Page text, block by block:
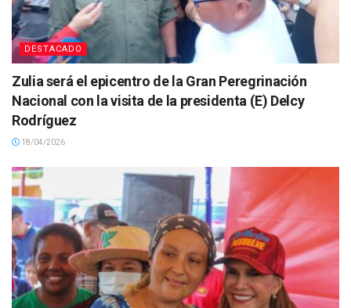
DESTACADO
Zulia será el epicentro de la Gran Peregrinación
Nacional con la visita de la presidenta (E) Delcy
Rodríguez
18/04/2026